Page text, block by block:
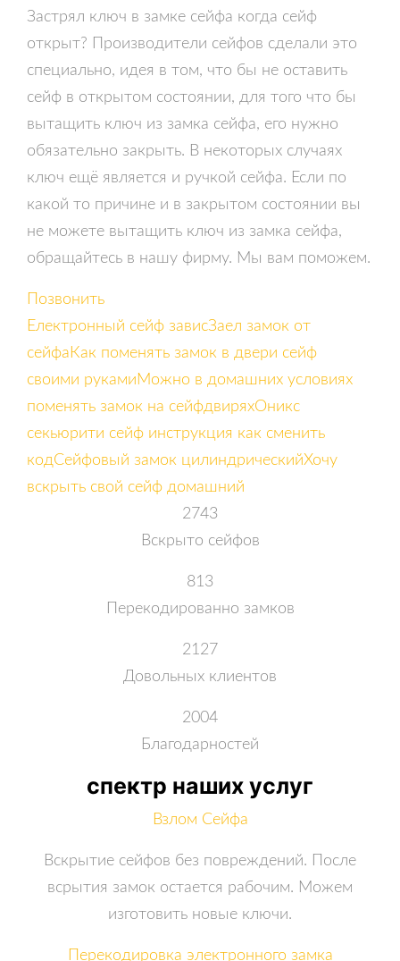
Застрял ключ в замке сейфа когда сейф
открыт? Производители сейфов сделали это
специально, идея в том, что бы не оставить
сейф в открытом состоянии, для того что бы
вытащить ключ из замка сейфа, его нужно
обязательно закрыть. В некоторых случаях
ключ ещё является и ручкой сейфа. Если по
какой то причине и в закрытом состоянии вы
не можете вытащить ключ из замка сейфа,
обращайтесь в нашу фирму. Мы вам поможем.
Позвонить
Електронный сейф зависЗаел замок от
сейфаКак поменять замок в двери сейф
своими рукамиМожно в домашних условиях
поменять замок на сейфдвиряхОникс
секьюрити сейф инструкция как сменить
кодСейфовый замок цилиндрическийХочу
вскрыть свой сейф домашний
2743
Вскрыто сейфов
813
Перекодированно замков
2127
Довольных клиентов
2004
Благодарностей
спектр наших услуг
Взлом Сейфа
Вскрытие сейфов без повреждений. После
всрытия замок остается рабочим. Можем
изготовить новые ключи.
Перекодировка электронного замка